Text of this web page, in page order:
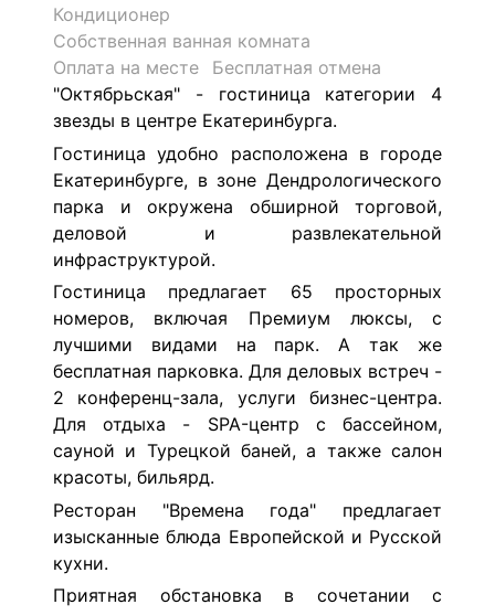
Кондиционер
Собственная ванная комната
Оплата на месте
Бесплатная отмена
"Октябрьская" - гостиница категории 4
звезды в центре Екатеринбурга.
Гостиница удобно расположена в городе
Екатеринбурге, в зоне Дендрологического
парка и окружена обширной торговой,
деловой и развлекательной
инфраструктурой.
Гостиница предлагает 65 просторных
номеров, включая Премиум люксы, с
лучшими видами на парк. А так же
бесплатная парковка. Для деловых встреч -
2 конференц-зала, услуги бизнес-центра.
Для отдыха - SPA-центр с бассейном,
сауной и Турецкой баней, а также салон
красоты, бильярд.
Ресторан "Времена года" предлагает
изысканные блюда Европейской и Русской
кухни.
Приятная обстановка в сочетании с